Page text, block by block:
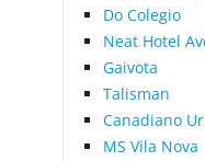
Do Colegio
Neat Hotel
Gaivota
Talisman
Canadiano
MS Vila Nova